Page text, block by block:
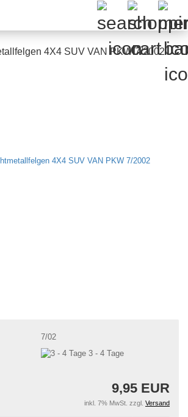
4X4 SUV VAN PKW 7/2002
7/02
3 - 4 Tage
9,95 EUR
inkl. 7% MwSt. zzgl. Versand